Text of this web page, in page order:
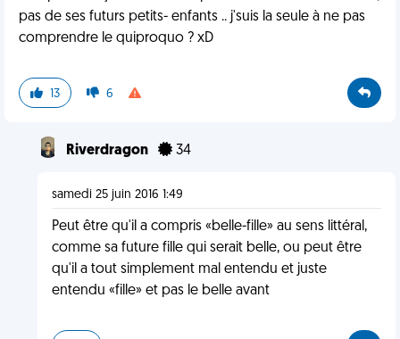
pas de ses futurs petits- enfants .. j'suis la seule à ne pas
comprendre le quiproquo ? xD
13 6
Riverdragon 34
samedi 25 juin 2016 1:49
Peut être qu'il a compris «belle-fille» au sens littéral,
comme sa future fille qui serait belle, ou peut être
qu'il a tout simplement mal entendu et juste
entendu «fille» et pas le belle avant